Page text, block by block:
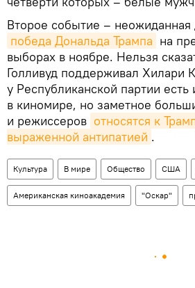
Второе событие – неожиданная
победа Дональда Трампа на
выборах в ноябре. Нельзя
Голливуд поддерживал Хилари
у Республиканской партии есть
в киномире, но заметное
и режиссеров относятся к
выраженной антипатией .
Культура В мире Общество США
Американская киноакадемия "Оскар"